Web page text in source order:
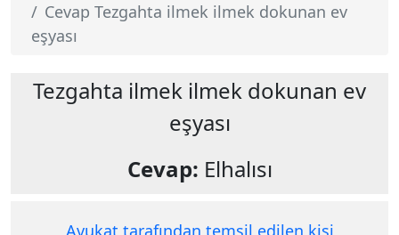
Cevap Tezgahta ilmek ilmek dokunan ev
eşyası
Tezgahta ilmek ilmek dokunan ev
eşyası
Cevap: Elhalısı
Avukat tarafından temsil edilen kişi